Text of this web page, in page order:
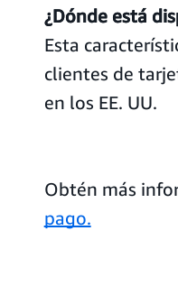
¿Dónde está
Esta
clientes de
en los EE. UU.
Obtén más
pago.